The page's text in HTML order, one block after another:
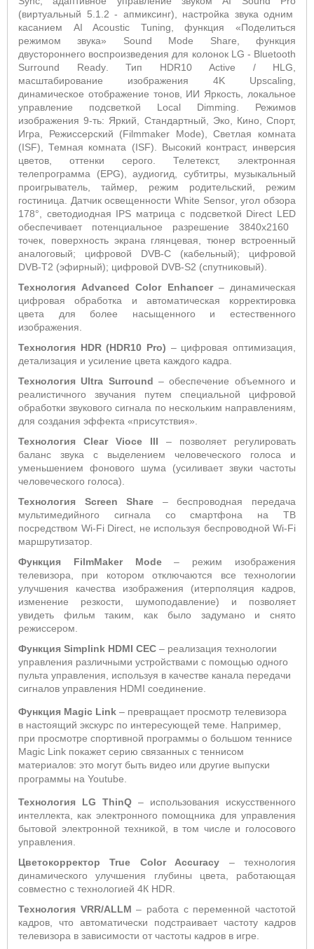
(виртуальный 5.1.2 - апмиксинг), настройка звука одним
касанием AI Acoustic Tuning, функция «Поделиться
режимом звука» Sound Mode Share, функция
двустороннего воспроизведения для колонок LG - Bluetooth
Surround
Ready. Тип HDR10 Active / HLG,
масштабирование изображения 4K Upscaling,
динамическое отображение тонов, ИИ Яркость, локальное
управление подсветкой Local Dimming. Режимов
изображения 9-ть: Яркий, Стандартный, Эко, Кино, Спорт,
Игра, Режиссерский (Filmmaker Mode), Светлая комната
(ISF), Темная комната (ISF). Высокий контраст, инверсия
цветов, оттенки серого. Телетекст, электронная
телепрограмма (EPG), аудиогид, субтитры, музыкальный
проигрыватель, таймер, режим родительский, режим
гостиница. Датчик освещенности White Sensor, угол обзора
178°, светодиодная IPS матрица с подсветкой Direct LED
обеспечивает потенциальное разрешение 3840x2160
точек, поверхность экрана глянцевая, тюнер встроенный
аналоговый; цифровой DVB-C (кабельный); цифровой
DVB-T2 (эфирный); цифровой DVB-S2 (спутниковый).
Технология Advanced Color Enhancer– динамическая
цифровая обработка и автоматическая корректировка
цвета для более насыщенного и естественного
изображения.
Технология HDR (HDR10 Pro) – цифровая оптимизация,
детализация и усиление цвета каждого кадра.
Технология Ultra Surround– обеспечение объемного и
реалистичного звучания путем специальной цифровой
обработки звукового сигнала по нескольким направлениям,
для создания эффекта «присутствия».
Технология Clear Vioce III – позволяет регулировать
баланс звука с выделением человеческого голоса и
уменьшением фонового шума (усиливает звуки частоты
человеческого голоса).
Технология Screen Share – беспроводная передача
мультимедийного сигнала со смартфона на ТВ
посредством Wi-Fi Direct, не используя беспроводной Wi-Fi
маршрутизатор.
Функция FilmMaker Mode
– режим изображения
телевизора, при котором отключаются все технологии
улучшения качества изображения (итерполяция кадров,
изменение резкости, шумоподавление) и позволяет
увидеть фильм таким, как было задумано и снято
режиссером.
Функция Simplink HDMI CEC – реализация технологии
управления различными устройствами с помощью одного
пульта управления, используя в качестве канала передачи
сигналов управления HDMI соединение.
Функция Magic Link – превращает просмотр телевизора
в настоящий экскурс по интересующей теме. Например,
при просмотре спортивной программы о большом теннисе
Magic Link покажет серию связанных с теннисом
материалов: это могут быть видео или другие выпуски
программы на Youtube.
Технология LG ThinQ – использования искусственного
интеллекта, как электронного помощника для управления
бытовой электронной техникой, в том числе и голосового
управления.
ЦветокорректорTrue Color Accuracy
– технология
динамического улучшения глубины цвета, работающая
совместно с технологией 4К HDR.
Технология VRR/ALLM – работа с переменной частотой
кадров, что автоматически подстраивает частоту кадров
телевизора в зависимости от частоты кадров в игре.